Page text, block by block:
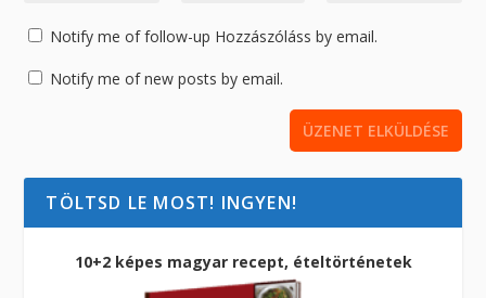
Notify me of follow-up Hozzászóláss by email.
Notify me of new posts by email.
TÖLTSD LE MOST! INGYEN!
10+2 képes magyar recept, ételtörténetek